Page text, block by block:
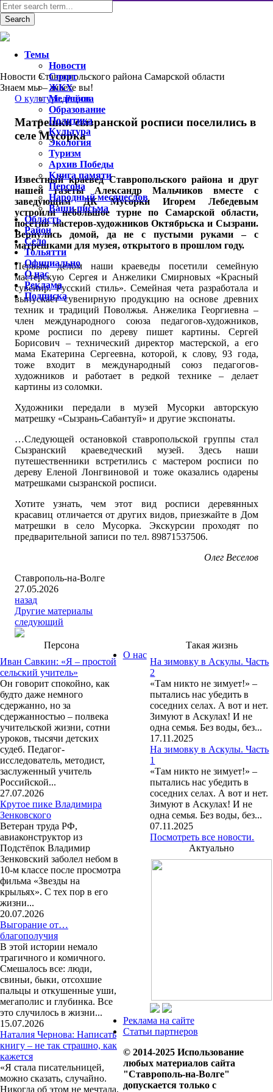
Новости Ставропольского района Самарской области
Знаем мы – знаете вы!
О культуре,Район
Матрешки сызранской росписи поселились в
селе Мусорка
Известный краевед Ставропольского района и друг
нашей газеты Александр Мальчиков вместе с
заведующим ДК Мусорки Игорем Лебедевым
устроили небольшое турне по Самарской области,
посетив мастеров-художников Октябрьска и Сызрани.
Вернулись домой, да не с пустыми руками – с
матрешками для музея, открытого в прошлом году.
Первым делом наши краеведы посетили семейную
мастерскую Сергея и Анжелики Смирновых «Красный
сувенир. Русский стиль». Семейная чета разработала и
выпускает сувенирную продукцию на основе древних
техник и традиций Поволжья. Анжелика Георгиевна –
член международного союза педагогов-художников,
кроме росписи по дереву пишет картины. Сергей
Борисович – технический директор мастерской, а его
мама Екатерина Сергеевна, которой, к слову, 93 года,
тоже входит в международный союз педагогов-
художников и работает в редкой технике – делает
картины из соломки.
Художники передали в музей Мусорки авторскую
матрешку «Сызрань-Сабантуй» и другие экспонаты.
…Следующей остановкой ставропольской группы стал
Сызранский краеведческий музей. Здесь наши
путешественники встретились с мастером росписи по
дереву Еленой Лонгвиновой и тоже оказались одарены
матрешками сызранской росписи.
Хотите узнать, чем этот вид росписи деревянных
красавиц отличается от других видов, приезжайте в Дом
матрешки в село Мусорка. Экскурсии проходят по
предварительной записи по тел. 89871537506.
Олег Веселов
Ставрополь-на-Волге
27.05.2026
назад
Другие материалы
следующий
Персона
Иван Савкин: «Я – простой
сельский учитель»
Он говорит спокойно, как
будто даже немного
сдержанно, но за
сдержанностью – полвека
учительской жизни, сотни
уроков, тысячи детских
судеб. Педагог-
исследователь, методист,
заслуженный учитель
Российской...
27.07.2026
Крутое пике Владимира
Зенковского
Ветеран труда РФ,
авиаконструктор из
Подстёпок Владимир
Зенковский заболел небом в
10-м классе после просмотра
фильма «Звезды на
крыльях». С тех пор в его
жизни...
20.07.2026
Выгорание от…
благополучия
В этой истории немало
трагичного и комичного.
Смешалось все: люди,
свиньи, быки, отсохшие
пальцы и откушенные уши,
мегаполис и глубинка. Все
это случилось в жизни...
15.07.2026
Наталия Чернова: Написать
книгу – не так страшно, как
кажется
«Я стала писательницей,
можно сказать, случайно.
Никогда об этом не мечтала,
Такая жизнь
На зимовку в Аскулы. Часть
2
«Там никто не зимует!» –
пытались нас убедить в
соседних селах. А вот и нет.
Зимуют в Аскулах! И не
одна семья. Без воды, без...
17.11.2025
На зимовку в Аскулы. Часть
1
«Там никто не зимует!» –
пытались нас убедить в
соседних селах. А вот и нет.
Зимуют в Аскулах! И не
одна семья. Без воды, без...
07.11.2025
Посмотреть все новости.
Актуально
О нас
Реклама на сайте
Статьи партнеров
© 2014-2025 Использование
любых материалов сайта
"Ставрополь-на-Волге"
допускается только с
Темы
Новости
Спорт
ЖКХ
Медицина
Образование
Политика
Культура
Экология
Туризм
Архив Победы
Книга памяти
Персона
Народный месяцеслов
Ваши письма
Область
Район
Село
Тольятти
Официально
О нас
Реклама
Подписка